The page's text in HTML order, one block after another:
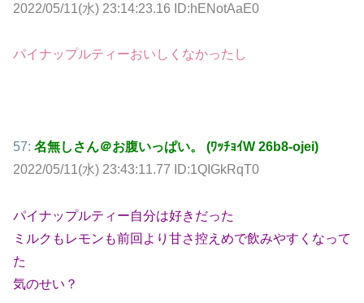
2022/05/11(水) 23:14:23.16 ID:hENotAaE0
パイナップルティーおいしくなかったし
57: 名無しさん＠お腹いっぱい。 (ﾜｯﾁｮｲW 26b8-ojei)
2022/05/11(水) 23:43:11.77 ID:1QIGkRqT0
パイナップルティー自分は好きだった
ミルクもレモンも前回より甘さ控えめで飲みやすくなって
た
気のせい？